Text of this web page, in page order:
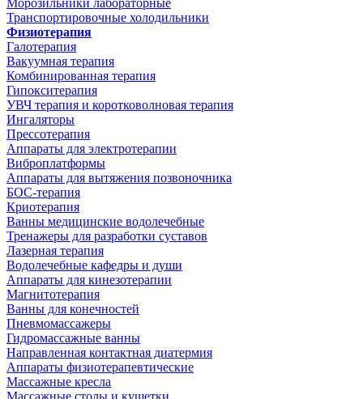
Морозильники лабораторные
Транспортировочные холодильники
Физиотерапия
Галотерапия
Вакуумная терапия
Комбинированная терапия
Гипокситерапия
УВЧ терапия и коротковолновая терапия
Ингаляторы
Прессотерапия
Аппараты для электротерапии
Виброплатформы
Аппараты для вытяжения позвоночника
БОС-терапия
Криотерапия
Ванны медицинские водолечебные
Тренажеры для разработки суставов
Лазерная терапия
Водолечебные кафедры и души
Аппараты для кинезотерапии
Магнитотерапия
Ванны для конечностей
Пневмомассажеры
Гидромассажные ванны
Направленная контактная диатермия
Аппараты физиотерапевтические
Массажные кресла
Массажные столы и кушетки